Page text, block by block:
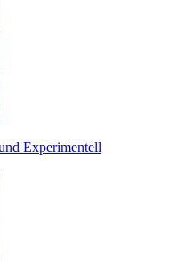
Experimentell